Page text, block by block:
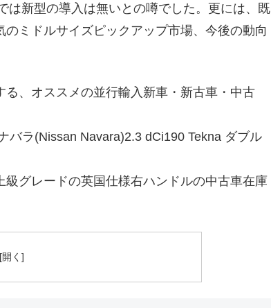
は新型の導入は無いとの噂でした。更には、既
ミドルサイズピックアップ市場、今後の動向
、オススメの並行輸入新車・新古車・中古
バラ(Nissan Navara)2.3 dCi190 Tekna ダブル
グレードの英国仕様右ハンドルの中古車在庫